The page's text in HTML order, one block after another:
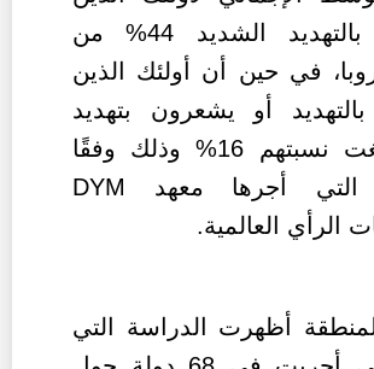
يشعرون بالتهديد الشديد 44% من
في حين أن أولئك الذين
أو يشعرون بتهديد
قليل فبلغت نسبتهم 16% وذلك وفقًا
التي أجرها معهد DYM
الرأي العالمية.
أظهرت الدراسة التي